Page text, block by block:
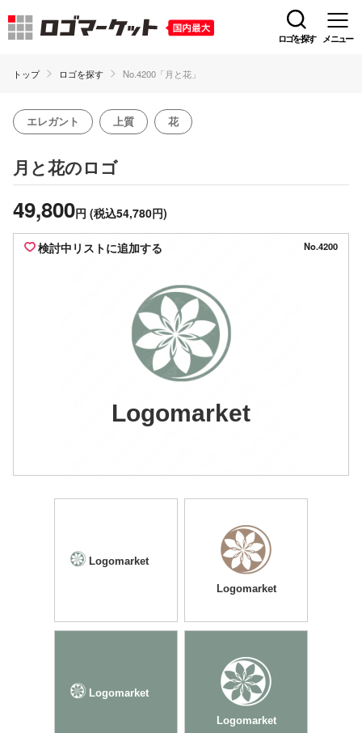
ロゴを探す メニュー
トップ ロゴを探す No.4200「月と花」
エレガント 上質 花
月と花のロゴ
49,800円 (税込54,780円)
検討中リストに追加する No.4200
Logomarket
Logomarket
Logomarket
Logomarket
Logomarket